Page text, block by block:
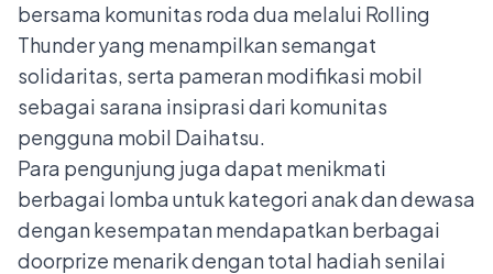
bersama komunitas roda dua melalui Rolling
Thunder yang menampilkan semangat
solidaritas, serta pameran modifikasi mobil
sebagai sarana insiprasi dari komunitas
pengguna mobil Daihatsu.
Para pengunjung juga dapat menikmati
berbagai lomba untuk kategori anak dan dewasa
dengan kesempatan mendapatkan berbagai
doorprize menarik dengan total hadiah senilai